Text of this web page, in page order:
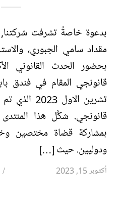
بدعوة خاصةً تشرفت شركتنا,
مقداد سامي الجبوري،
بحضور الحدث القانوني
تشرين
قانونجي. شكَّل هذا المنتدى
بمشاركة قضاة مختصين
ودوليين. حيث […]
أكتوبر 15, 2023 /